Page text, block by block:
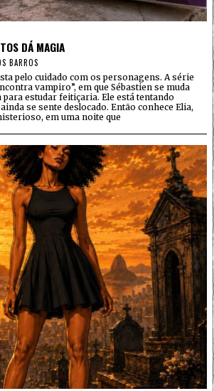
DÁ MAGIA
BARROS
pelo cuidado com os personagens. A série
vampiro”, em que Sébastien se muda
estudar feitiçaria. Ele está tentando
se sente deslocado. Então conhece Elia,
em uma noite que